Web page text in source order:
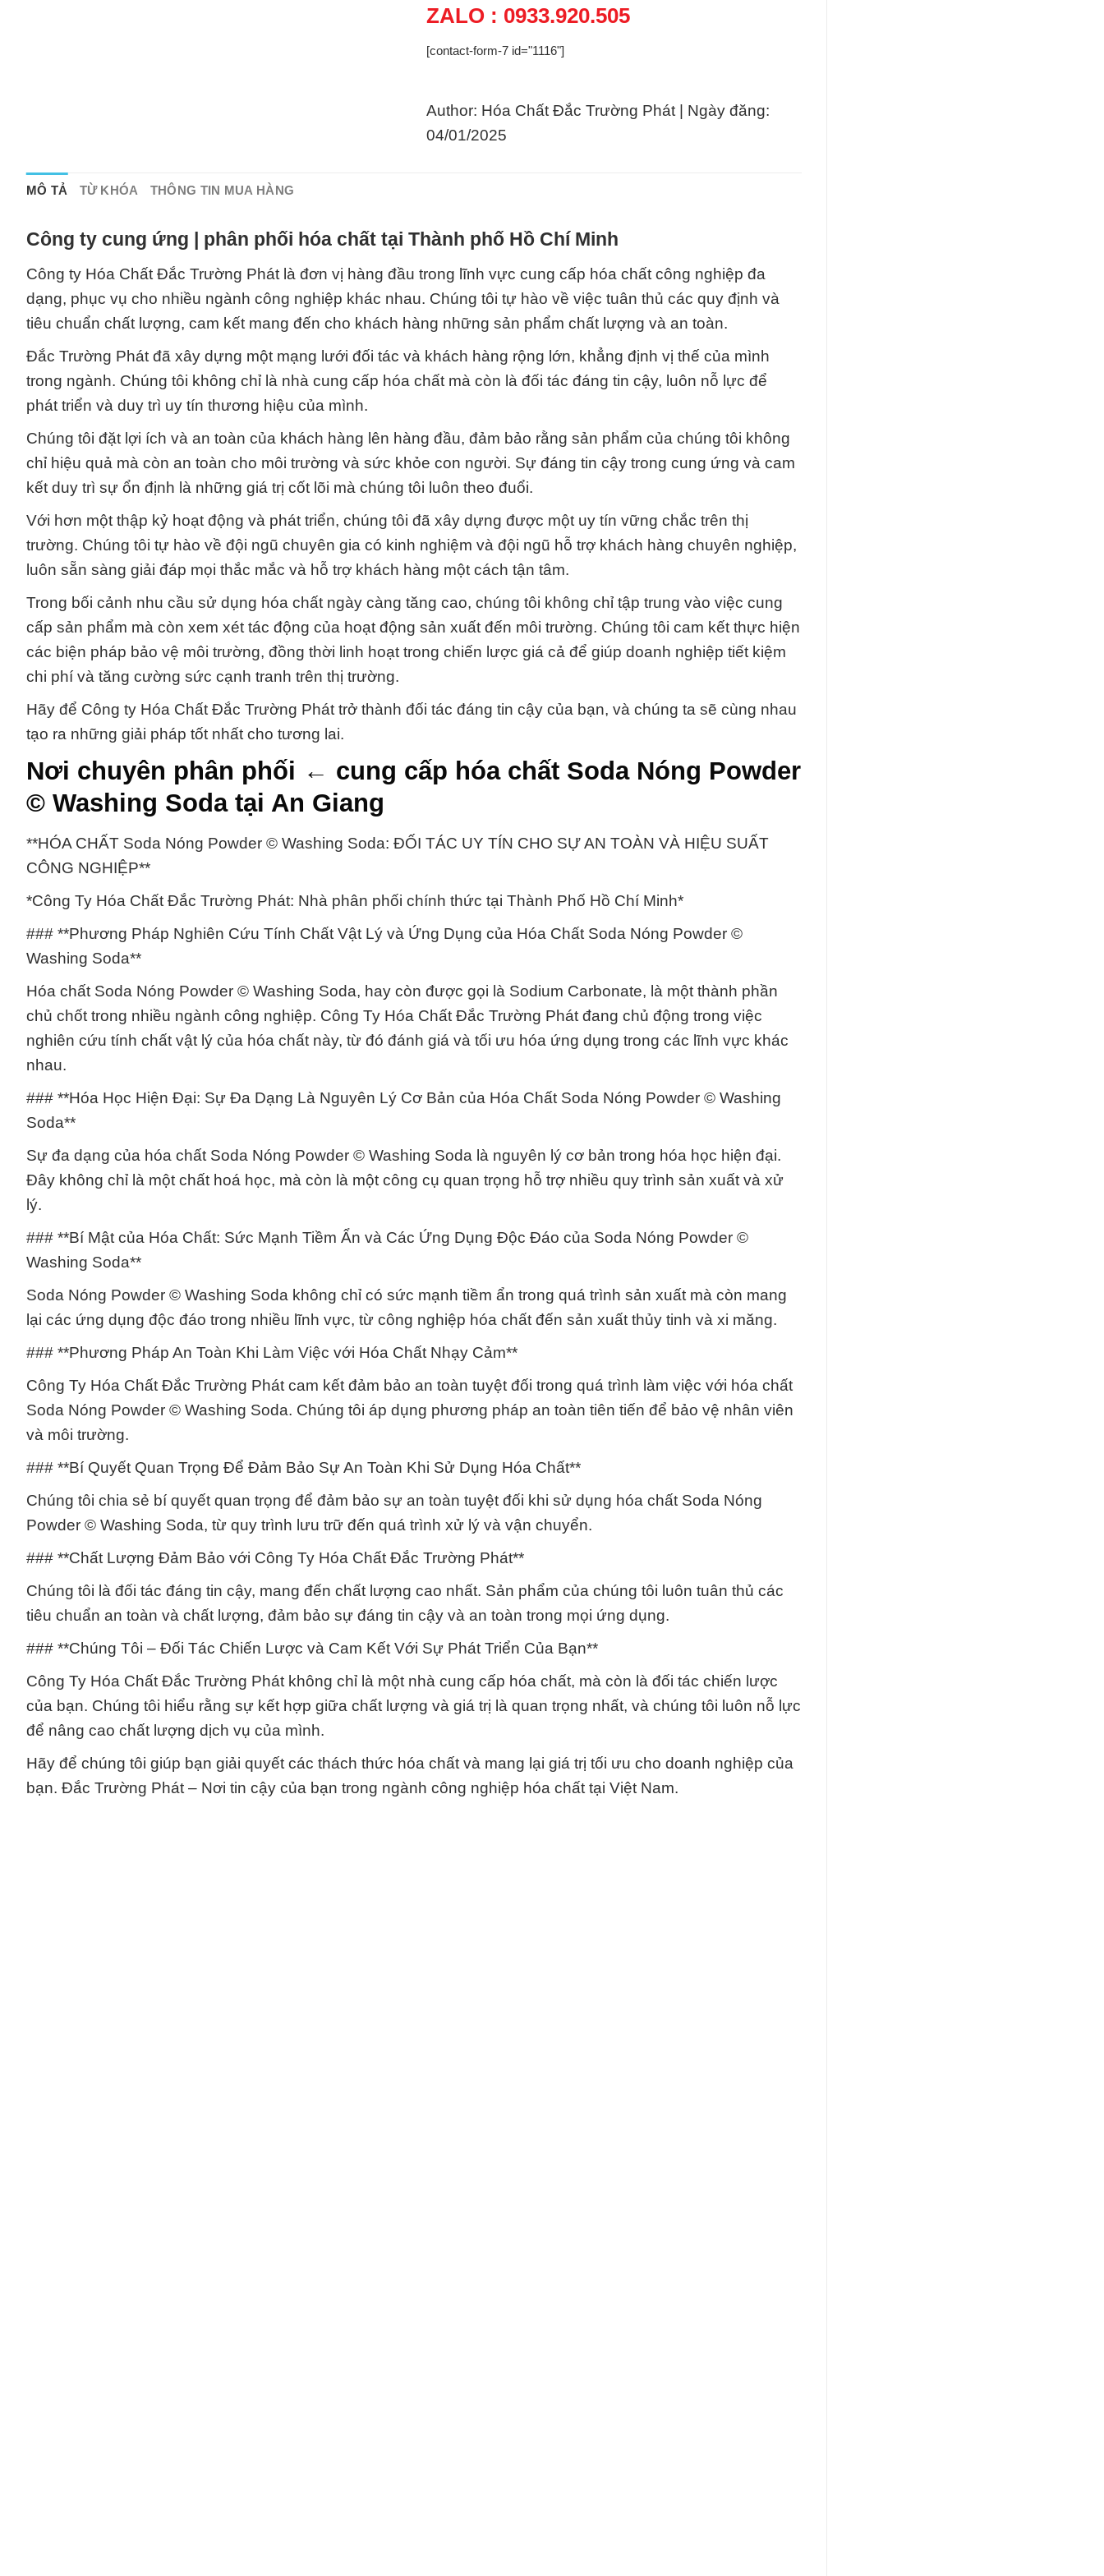
ZALO : 0933.920.505
[contact-form-7 id="1116"]
Author: Hóa Chất Đắc Trường Phát | Ngày đăng:
04/01/2025
MÔ TẢ TỪ KHÓA THÔNG TIN MUA HÀNG
Công ty cung ứng | phân phối hóa chất tại Thành phố Hồ Chí Minh
Công ty Hóa Chất Đắc Trường Phát là đơn vị hàng đầu trong lĩnh vực cung cấp hóa chất công nghiệp đa
dạng, phục vụ cho nhiều ngành công nghiệp khác nhau. Chúng tôi tự hào về việc tuân thủ các quy định và
tiêu chuẩn chất lượng, cam kết mang đến cho khách hàng những sản phẩm chất lượng và an toàn.
Đắc Trường Phát đã xây dựng một mạng lưới đối tác và khách hàng rộng lớn, khẳng định vị thế của mình
trong ngành. Chúng tôi không chỉ là nhà cung cấp hóa chất mà còn là đối tác đáng tin cậy, luôn nỗ lực để
phát triển và duy trì uy tín thương hiệu của mình.
Chúng tôi đặt lợi ích và an toàn của khách hàng lên hàng đầu, đảm bảo rằng sản phẩm của chúng tôi không
chỉ hiệu quả mà còn an toàn cho môi trường và sức khỏe con người. Sự đáng tin cậy trong cung ứng và cam
kết duy trì sự ổn định là những giá trị cốt lõi mà chúng tôi luôn theo đuổi.
Với hơn một thập kỷ hoạt động và phát triển, chúng tôi đã xây dựng được một uy tín vững chắc trên thị
trường. Chúng tôi tự hào về đội ngũ chuyên gia có kinh nghiệm và đội ngũ hỗ trợ khách hàng chuyên nghiệp,
luôn sẵn sàng giải đáp mọi thắc mắc và hỗ trợ khách hàng một cách tận tâm.
Trong bối cảnh nhu cầu sử dụng hóa chất ngày càng tăng cao, chúng tôi không chỉ tập trung vào việc cung
cấp sản phẩm mà còn xem xét tác động của hoạt động sản xuất đến môi trường. Chúng tôi cam kết thực hiện
các biện pháp bảo vệ môi trường, đồng thời linh hoạt trong chiến lược giá cả để giúp doanh nghiệp tiết kiệm
chi phí và tăng cường sức cạnh tranh trên thị trường.
Hãy để Công ty Hóa Chất Đắc Trường Phát trở thành đối tác đáng tin cậy của bạn, và chúng ta sẽ cùng nhau
tạo ra những giải pháp tốt nhất cho tương lai.
Nơi chuyên phân phối ← cung cấp hóa chất Soda Nóng Powder
© Washing Soda tại An Giang
**HÓA CHẤT Soda Nóng Powder © Washing Soda: ĐỐI TÁC UY TÍN CHO SỰ AN TOÀN VÀ HIỆU SUẤT
CÔNG NGHIỆP**
*Công Ty Hóa Chất Đắc Trường Phát: Nhà phân phối chính thức tại Thành Phố Hồ Chí Minh*
### **Phương Pháp Nghiên Cứu Tính Chất Vật Lý và Ứng Dụng của Hóa Chất Soda Nóng Powder ©
Washing Soda**
Hóa chất Soda Nóng Powder © Washing Soda, hay còn được gọi là Sodium Carbonate, là một thành phần
chủ chốt trong nhiều ngành công nghiệp. Công Ty Hóa Chất Đắc Trường Phát đang chủ động trong việc
nghiên cứu tính chất vật lý của hóa chất này, từ đó đánh giá và tối ưu hóa ứng dụng trong các lĩnh vực khác
nhau.
### **Hóa Học Hiện Đại: Sự Đa Dạng Là Nguyên Lý Cơ Bản của Hóa Chất Soda Nóng Powder © Washing
Soda**
Sự đa dạng của hóa chất Soda Nóng Powder © Washing Soda là nguyên lý cơ bản trong hóa học hiện đại.
Đây không chỉ là một chất hoá học, mà còn là một công cụ quan trọng hỗ trợ nhiều quy trình sản xuất và xử
lý.
### **Bí Mật của Hóa Chất: Sức Mạnh Tiềm Ẩn và Các Ứng Dụng Độc Đáo của Soda Nóng Powder ©
Washing Soda**
Soda Nóng Powder © Washing Soda không chỉ có sức mạnh tiềm ẩn trong quá trình sản xuất mà còn mang
lại các ứng dụng độc đáo trong nhiều lĩnh vực, từ công nghiệp hóa chất đến sản xuất thủy tinh và xi măng.
### **Phương Pháp An Toàn Khi Làm Việc với Hóa Chất Nhạy Cảm**
Công Ty Hóa Chất Đắc Trường Phát cam kết đảm bảo an toàn tuyệt đối trong quá trình làm việc với hóa chất
Soda Nóng Powder © Washing Soda. Chúng tôi áp dụng phương pháp an toàn tiên tiến để bảo vệ nhân viên
và môi trường.
### **Bí Quyết Quan Trọng Để Đảm Bảo Sự An Toàn Khi Sử Dụng Hóa Chất**
Chúng tôi chia sẻ bí quyết quan trọng để đảm bảo sự an toàn tuyệt đối khi sử dụng hóa chất Soda Nóng
Powder © Washing Soda, từ quy trình lưu trữ đến quá trình xử lý và vận chuyển.
### **Chất Lượng Đảm Bảo với Công Ty Hóa Chất Đắc Trường Phát**
Chúng tôi là đối tác đáng tin cậy, mang đến chất lượng cao nhất. Sản phẩm của chúng tôi luôn tuân thủ các
tiêu chuẩn an toàn và chất lượng, đảm bảo sự đáng tin cậy và an toàn trong mọi ứng dụng.
### **Chúng Tôi – Đối Tác Chiến Lược và Cam Kết Với Sự Phát Triển Của Bạn**
Công Ty Hóa Chất Đắc Trường Phát không chỉ là một nhà cung cấp hóa chất, mà còn là đối tác chiến lược
của bạn. Chúng tôi hiểu rằng sự kết hợp giữa chất lượng và giá trị là quan trọng nhất, và chúng tôi luôn nỗ lực
để nâng cao chất lượng dịch vụ của mình.
Hãy để chúng tôi giúp bạn giải quyết các thách thức hóa chất và mang lại giá trị tối ưu cho doanh nghiệp của
bạn. Đắc Trường Phát – Nơi tin cậy của bạn trong ngành công nghiệp hóa chất tại Việt Nam.